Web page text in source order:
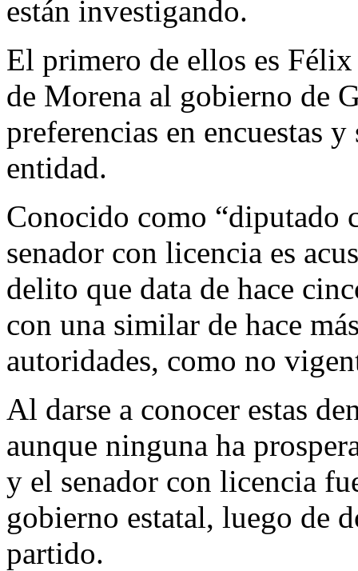
están investigando.
El primero de ellos es
de Morena al gobierno de
preferencias en encuestas
entidad.
Conocido como “diputado
senador con licencia es
delito que data de hace
con una similar de hace
autoridades, como no
Al darse a conocer estas
aunque ninguna ha
y el senador con licencia
gobierno estatal, luego de
partido.